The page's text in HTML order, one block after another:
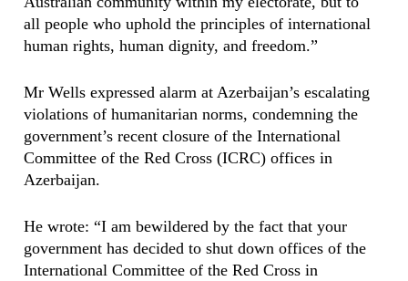
all people who uphold the principles of international
human rights, human dignity, and freedom.”
Mr Wells expressed alarm at Azerbaijan’s escalating
violations of humanitarian norms, condemning the
government’s recent closure of the International
Committee of the Red Cross (ICRC) offices in
Azerbaijan.
He wrote: “I am bewildered by the fact that your
government has decided to shut down offices of the
International Committee of the Red Cross in